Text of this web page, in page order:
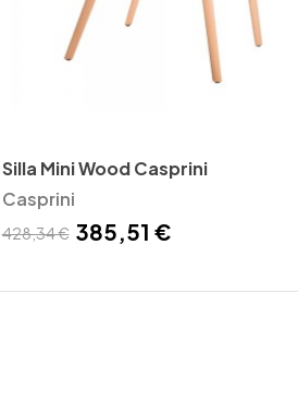
Silla Mini Wood Casprini
Casprini
428,34 € 385,51 €